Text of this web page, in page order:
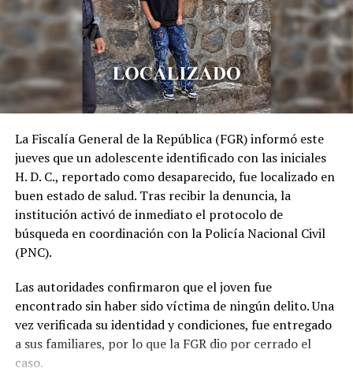
Temido pandillero es
capturado en San Bartolo,
Ilopango
12 mayo, 2021
RELATED TOPICS: DESTACADO EBRIOS
ILOPANGO
PANDILLEROS
PNC POLICÍA SAN SALLVADOR
UP NEXT
ARMADA Y CON DROGA: Policía arresta en Ahuachapán a
mujer que transportaba un fusil AK-47 y marihuana para
El mes de junio cierra con 3,374 capturas a escala
nacional informa la PNC
La Fiscalía General de la República (FGR) informó este
jueves que un adolescente identificado con las iniciales
H. D. C., reportado como desaparecido, fue localizado en
buen estado de salud. Tras recibir la denuncia, la
institución activó de inmediato el protocolo de
búsqueda en coordinación con la Policía Nacional Civil
(PNC).
Las autoridades confirmaron que el joven fue
encontrado sin haber sido víctima de ningún delito. Una
vez verificada su identidad y condiciones, fue entregado
a sus familiares, por lo que la FGR dio por cerrado el
caso.